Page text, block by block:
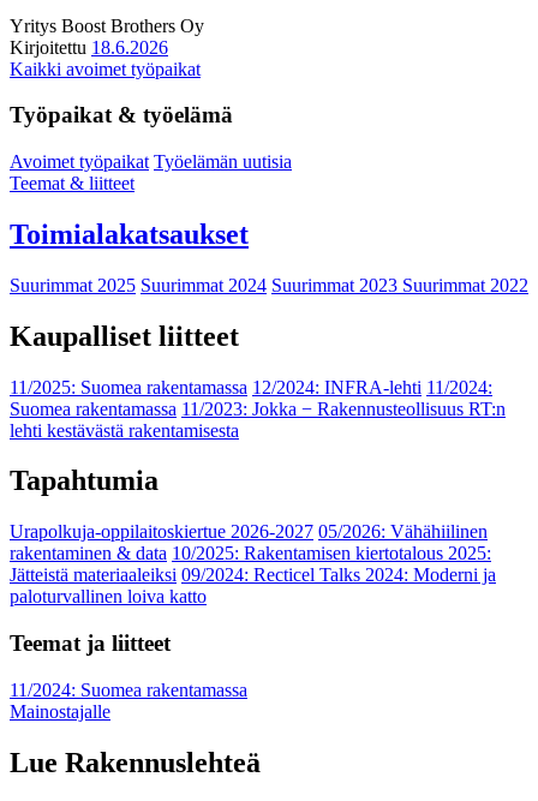
Yritys Boost Brothers Oy
Kirjoitettu 18.6.2026
Kaikki avoimet työpaikat
Työpaikat & työelämä
Avoimet työpaikat Työelämän uutisia
Teemat & liitteet
Toimialakatsaukset
Suurimmat 2025 Suurimmat 2024 Suurimmat 2023 Suurimmat 2022
Kaupalliset liitteet
11/2025: Suomea rakentamassa 12/2024: INFRA-lehti 11/2024:
Suomea rakentamassa 11/2023: Jokka − Rakennusteollisuus RT:n
lehti kestävästä rakentamisesta
Tapahtumia
Urapolkuja-oppilaitoskiertue 2026-2027 05/2026: Vähähiilinen
rakentaminen & data 10/2025: Rakentamisen kiertotalous 2025:
Jätteistä materiaaleiksi 09/2024: Recticel Talks 2024: Moderni ja
paloturvallinen loiva katto
Teemat ja liitteet
11/2024: Suomea rakentamassa
Mainostajalle
Lue Rakennuslehteä